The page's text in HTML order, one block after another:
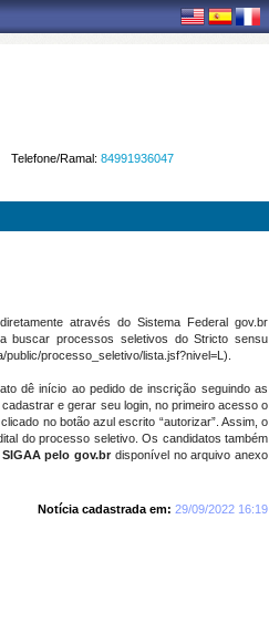
Telefone/Ramal: 84991936047
através do Sistema Federal gov.br
buscar processos seletivos do Stricto sensu
processo_seletivo/lista.jsf?nivel=L).
dê início ao pedido de inscrição seguindo as
e gerar seu login, no primeiro acesso o
no botão azul escrito “autorizar”. Assim, o
do processo seletivo. Os candidatos também
pelo gov.br disponível no arquivo anexo
Notícia cadastrada em: 29/09/2022 16:19